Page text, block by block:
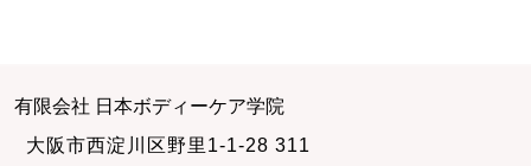
有限会社 日本ボディーケア学院
大阪市西淀川区野里1-1-28 311